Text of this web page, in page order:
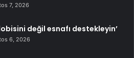
7, 2026
değil esnafı destekleyin’
6, 2026